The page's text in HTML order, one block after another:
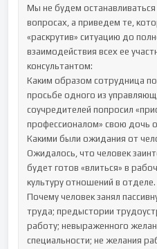
Мы не будем
вопросах, а приведем те,
«раскрутив» ситуацию до
взаимодействия всех ее
консультантом:
Каким образом сотрудница
просьбе одного из
соучредителей попросил
профессионалом» свою дочь
Какими были ожидания от
Ожидалось, что человек
будет готов «влиться» в
культуру отношений в отделе.
Почему человек занял
труда; предыстории
работу; невыраженного
специальности; не желания